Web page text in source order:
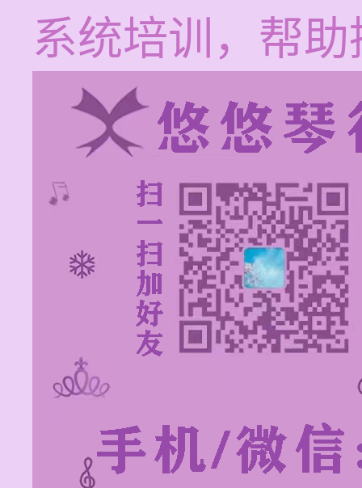
系统培训，帮